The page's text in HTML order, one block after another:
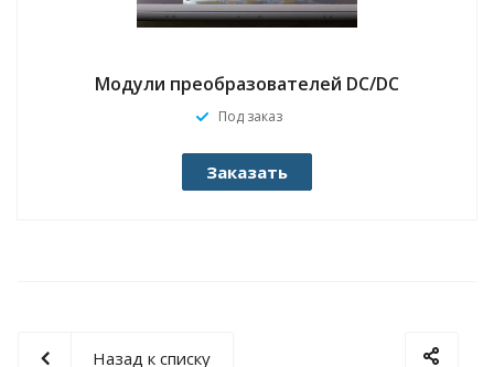
Модули преобразователей DC/DC
Под заказ
Заказать
Назад к списку